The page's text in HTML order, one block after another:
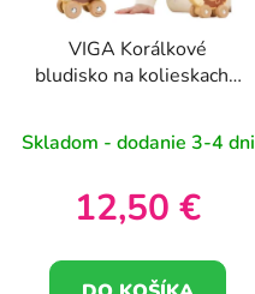
VIGA Korálkové
bludisko na kolieskach -
Skladom - dodanie 3-4 dni
12,50 €